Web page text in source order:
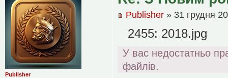
Publisher» 31 грудня
2455: 2018.jpg
У вас недостатньо
файлів.
Publisher